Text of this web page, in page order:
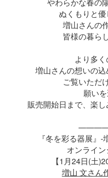
ぬくもりと
増山さんの
皆様の暮ら
より多く
増山さんの想いの
ご覧いただ
願い
販売開始日まで、楽
『冬を彩る器展』
オンライ
【1月24日(土
増山 文さん